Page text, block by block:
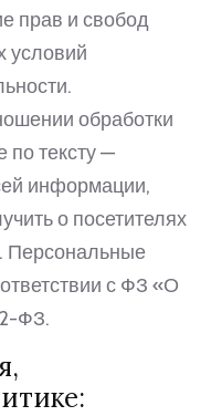
прав и свобод
условий
обработки
тексту —
информации,
о посетителях
. Персональные
с ФЗ «О
ФЗ.